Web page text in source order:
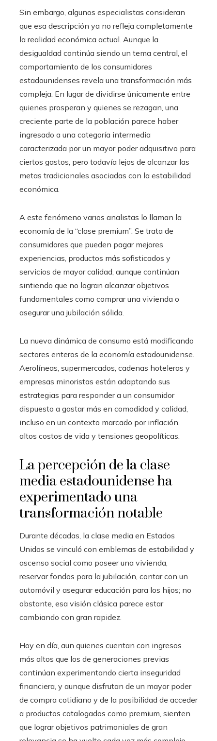
Sin embargo, algunos especialistas consideran
que esa descripción ya no refleja completamente
la realidad económica actual. Aunque la
desigualdad continúa siendo un tema central, el
comportamiento de los consumidores
estadounidenses revela una transformación más
compleja. En lugar de dividirse únicamente entre
quienes prosperan y quienes se rezagan, una
creciente parte de la población parece haber
ingresado a una categoría intermedia
caracterizada por un mayor poder adquisitivo para
ciertos gastos, pero todavía lejos de alcanzar las
metas tradicionales asociadas con la estabilidad
económica.
A este fenómeno varios analistas lo llaman la
economía de la “clase premium”. Se trata de
consumidores que pueden pagar mejores
experiencias, productos más sofisticados y
servicios de mayor calidad, aunque continúan
sintiendo que no logran alcanzar objetivos
fundamentales como comprar una vivienda o
asegurar una jubilación sólida.
La nueva dinámica de consumo está modificando
sectores enteros de la economía estadounidense.
Aerolíneas, supermercados, cadenas hoteleras y
empresas minoristas están adaptando sus
estrategias para responder a un consumidor
dispuesto a gastar más en comodidad y calidad,
incluso en un contexto marcado por inflación,
altos costos de vida y tensiones geopolíticas.
La percepción de la clase
media estadounidense ha
experimentado una
transformación notable
Durante décadas, la clase media en Estados
Unidos se vinculó con emblemas de estabilidad y
ascenso social como poseer una vivienda,
reservar fondos para la jubilación, contar con un
automóvil y asegurar educación para los hijos; no
obstante, esa visión clásica parece estar
cambiando con gran rapidez.
Hoy en día, aun quienes cuentan con ingresos
más altos que los de generaciones previas
continúan experimentando cierta inseguridad
financiera, y aunque disfrutan de un mayor poder
de compra cotidiano y de la posibilidad de acceder
a productos catalogados como premium, sienten
que lograr objetivos patrimoniales de gran